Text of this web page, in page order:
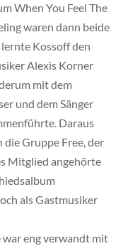
When You Feel The
waren dann beide
Kossoff den
Alexis Korner
mit dem
und dem Sänger
Daraus
Gruppe Free, der
Mitglied angehörte
als Gastmusiker
war eng verwandt mit